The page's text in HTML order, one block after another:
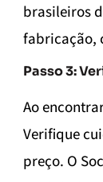
brasileiros
fabricação,
Passo 3:
Ao
Verifique
preço. O